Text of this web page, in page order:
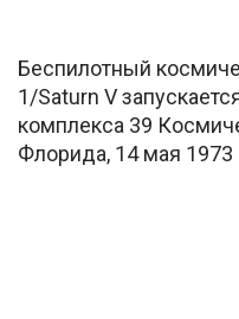
Беспилотный
1/Saturn V
комплекса 39
Флорида, 14 мая 1973